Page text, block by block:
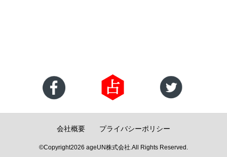
会社概要 プライバシーポリシー
©Copyright2026 ageUN株式会社 .All Rights Reserved.